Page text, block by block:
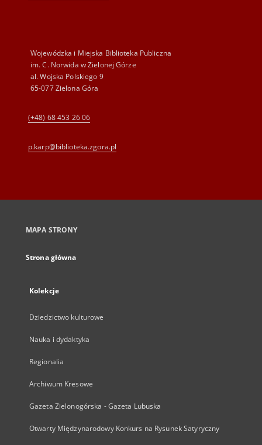
Wojewódzka i Miejska Biblioteka Publiczna
im. C. Norwida w Zielonej Górze
al. Wojska Polskiego 9
65-077 Zielona Góra
(+48) 68 453 26 06
p.karp@biblioteka.zgora.pl
MAPA STRONY
Strona główna
Kolekcje
Dziedzictwo kulturowe
Nauka i dydaktyka
Regionalia
Archiwum Kresowe
Gazeta Zielonogórska - Gazeta Lubuska
Otwarty Międzynarodowy Konkurs na Rysunek Satyryczny